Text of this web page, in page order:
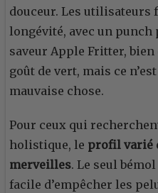
douceur. Les utilisateurs
longévité, avec un punch
saveur Apple Fritter, bien
goût de vert, mais ce
mauvaise chose.
Pour ceux qui
holistique, le profil varié
merveilles. Le seul
facile d’empêcher les